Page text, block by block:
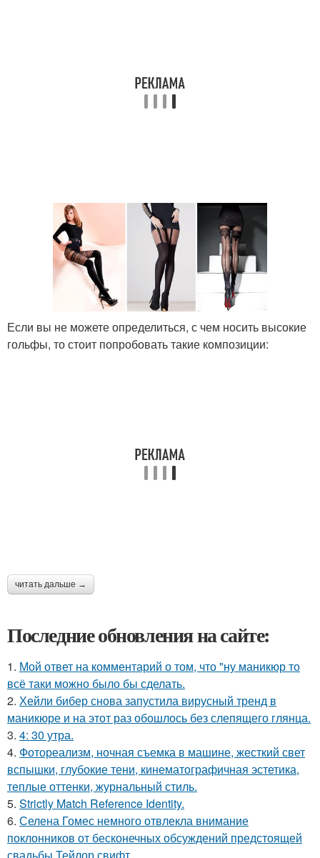
Если вы не можете определиться, с чем носить высокие
гольфы, то стоит попробовать такие композиции:
читать дальше →
Последние обновления на сайте:
1. Мой ответ на комментарий о том, что "ну маникюр то
всё таки можно было бы сделать.
2. Хейли бибер снова запустила вирусный тренд в
маникюре и на этот раз обошлось без слепящего глянца.
3. 4: 30 утра.
4. Фотореализм, ночная съемка в машине, жесткий свет
вспышки, глубокие тени, кинематографичная эстетика,
теплые оттенки, журнальный стиль.
5. Strictly Match Reference Identity.
6. Селена Гомес немного отвлекла внимание
поклонников от бесконечных обсуждений предстоящей
свадьбы Тейлор свифт.